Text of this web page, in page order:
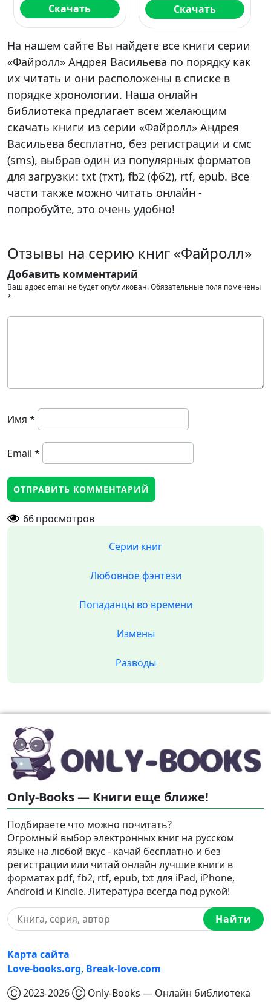
Скачать
Скачать
На нашем сайте Вы найдете все книги серии
«Файролл» Андрея Васильева по порядку как
их читать и они расположены в списке в
порядке хронологии. Наша онлайн
библиотека предлагает всем желающим
скачать книги из серии «Файролл» Андрея
Васильева бесплатно, без регистрации и смс
(sms), выбрав один из популярных форматов
для загрузки: txt (тхт), fb2 (фб2), rtf, epub. Все
части также можно читать онлайн -
попробуйте, это очень удобно!
Отзывы на серию книг «Файролл»
Добавить комментарий
Ваш адрес email не будет опубликован.Обязательные поля помечены
*
Имя *
Email *
66просмотров
Серии книг
Любовное фэнтези
Попаданцы во времени
Измены
Разводы
Only-Books — Книги еще ближе!
Подбираете что можно почитать?
Огромный выбор электронных книг на русском
языке на любой вкус - качай бесплатно и без
регистрации или читай онлайн лучшие книги в
форматах pdf, fb2, rtf, epub, txt для iPad, iPhone,
Android и Kindle. Литература всегда под рукой!
Найти
Карта сайта
Love-books.org, Break-love.com
Ⓒ 2023-2026 Ⓒ Only-Books — Онлайн библиотека